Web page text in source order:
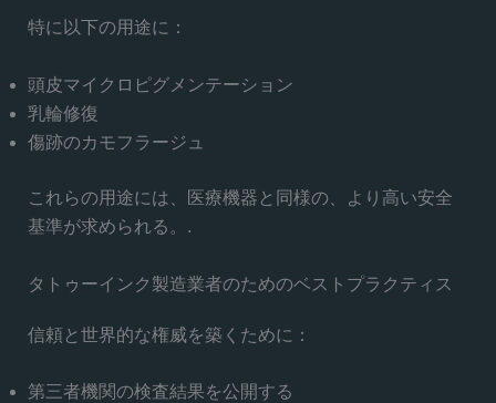
特に以下の用途に：
頭皮マイクロピグメンテーション
乳輪修復
傷跡のカモフラージュ
これらの用途には、医療機器と同様の、より高い安全
基準が求められる。.
タトゥーインク製造業者のためのベストプラクティス
信頼と世界的な権威を築くために：
第三者機関の検査結果を公開する